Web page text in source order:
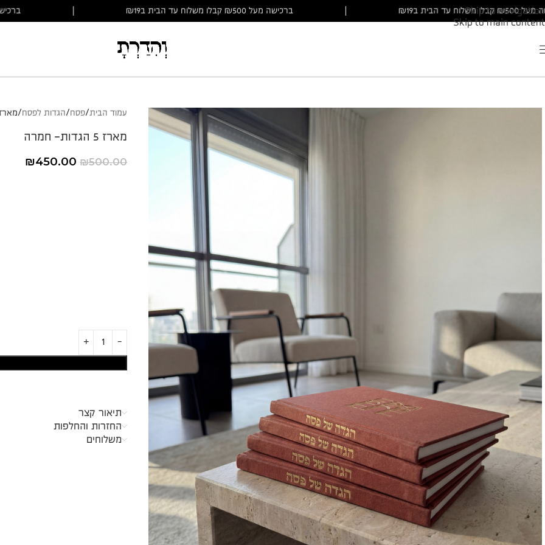
Skip to navigation
Skip to main content
ברכישה מעל ₪500 קבלו משלוח עד הבית ב₪19 ברכישה מעל ₪500 קבלו משלוח עד הבית ב₪19
עמוד הבית פסח הגדות לפסח מארז 5 הגדות-
מארז 5 הגדות- חמרה
₪500.00
₪450.00
תיאור קצר
החזרות והחלפות
משלוחים